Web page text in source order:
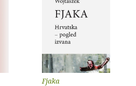
Fjaka